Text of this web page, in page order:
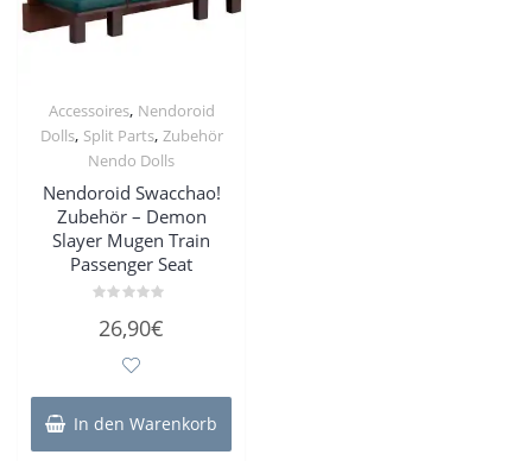
Accessoires, Nendoroid
Dolls, Split Parts, Zubehör
Nendo Dolls
Nendoroid Swacchao!
Zubehör – Demon
Slayer Mugen Train
Passenger Seat
mit
26,90€
In den Warenkorb